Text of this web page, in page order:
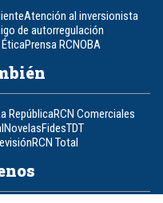
Atención al inversionista
de autorregulación
Prensa RCNOBA
RepúblicaRCN Comerciales
NovelasFidesTDT
RCN Total